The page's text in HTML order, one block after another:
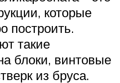
которые
построить.
такие
блоки, винтовые
из бруса.